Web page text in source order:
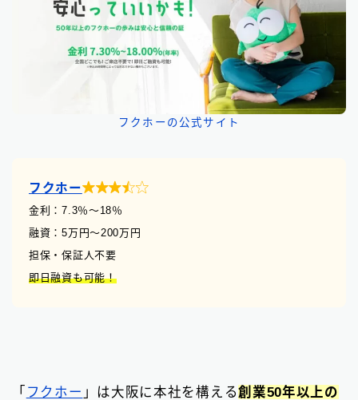
フクホーの公式サイト
フクホー
金利：7.3％〜18％
融資：5万円〜200万円
担保・保証人不要
即日融資も可能！
「 フクホー 」は大阪に本社を構える創業50年以上の